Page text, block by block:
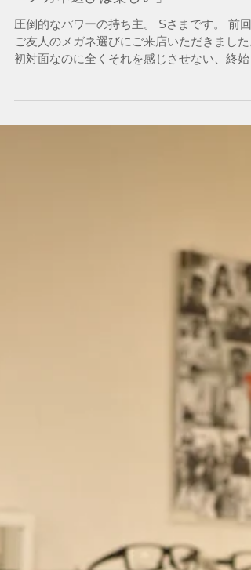
「メガネ選びは楽しい」
圧倒的なパワーの持ち主。 Sさまです。 前回
めて「メガネ選びは楽しい」そう思いました